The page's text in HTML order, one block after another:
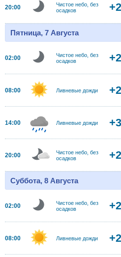
20:00
Чистое небо, без
осадков
Пятница, 7 Августа
02:00
Чистое небо, без
осадков
08:00 Ливневые дожди
14:00 Ливневые дожди
20:00
Чистое небо, без
осадков
Суббота, 8 Августа
02:00
Чистое небо, без
осадков
08:00 Ливневые дожди